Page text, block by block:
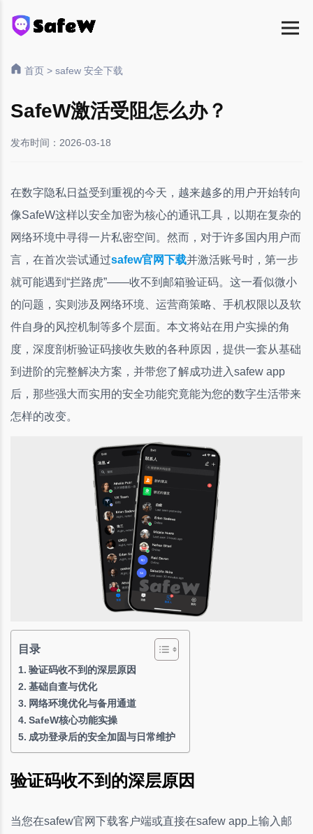
首页 > safew 安全下载
SafeW激活受阻怎么办？
发布时间：2026-03-18
在数字隐私日益受到重视的今天，越来越多的用户开始转向
像SafeW这样以安全加密为核心的通讯工具，以期在复杂的
网络环境中寻得一片私密空间。然而，对于许多国内用户而
言，在首次尝试通过safew官网下载并激活账号时，第一步
就可能遇到“拦路虎”——收不到邮箱验证码。这一看似微小
的问题，实则涉及网络环境、运营商策略、手机权限以及软
件自身的风控机制等多个层面。本文将站在用户实操的角
度，深度剖析验证码接收失败的各种原因，提供一套从基础
到进阶的完整解决方案，并带您了解成功进入safew app
后，那些强大而实用的安全功能究竟能为您的数字生活带来
怎样的改变。
目录
验证码收不到的深层原因
基础自查与优化
网络环境优化与备用通道
SafeW核心功能实操
成功登录后的安全加固与日常维护
验证码收不到的深层原因
当您在safew官网下载客户端或直接在safew app上输入邮